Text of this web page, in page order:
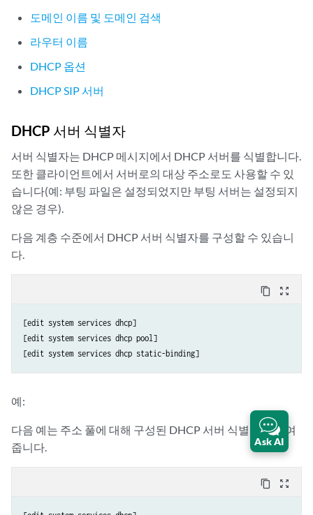
도메인 이름 및 도메인 검색
라우터 이름
DHCP 옵션
DHCP SIP 서버
DHCP 서버 식별자
서버 식별자는 DHCP 메시지에서 DHCP 서버를 식별합니다.
또한 클라이언트에서 서버로의 대상 주소로도 사용할 수 있
습니다(예: 부팅 파일은 설정되었지만 부팅 서버는 설정되지
않은 경우).
다음 계층 수준에서 DHCP 서버 식별자를 구성할 수 있습니
다.
content_copy zoom_out_map
[edit system services dhcp]
[edit system services dhcp pool]
예:
다음 예는 주소 풀에 대해 구성된 DHCP 서버 식별자를 보여
줍니다.
content_copy zoom_out_map
Ask AI